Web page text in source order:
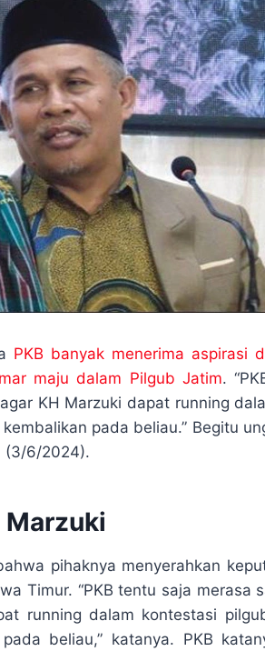
PKB banyak menerima aspirasi
maju dalam Pilgub Jatim.
KH Marzuki dapat running
pada beliau.” Begitu
(3/6/2024).
Marzuki
pihaknya menyerahkan
Timur. “PKB tentu saja merasa
running dalam kontestasi
beliau,” katanya. PKB